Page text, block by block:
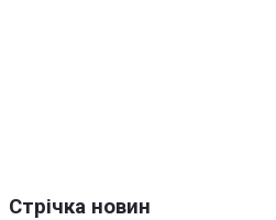
Стрічка новин